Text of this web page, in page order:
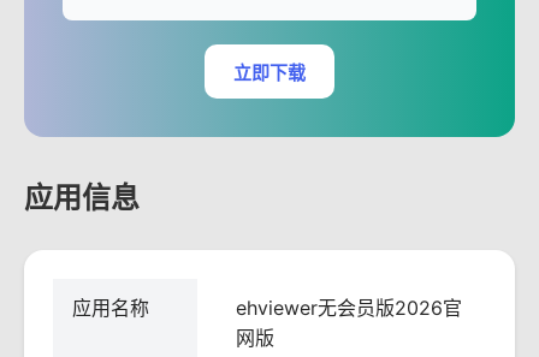
立即下载
应用信息
应用名称
ehviewer无会员版2026官
网版